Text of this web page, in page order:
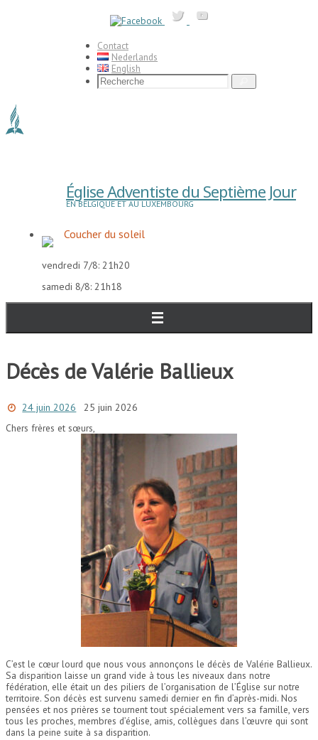
Contact
Nederlands
English
Search
for:
Église Adventiste du Septième Jour
EN BELGIQUE ET AU LUXEMBOURG
Coucher du soleil
vendredi 7/8: 21h20
samedi 8/8: 21h18
Décès de Valérie Ballieux
24 juin 2026
25 juin 2026
Chers frères et sœurs,
C’est le cœur lourd que nous vous annonçons le décès de Valérie Ballieux.
Sa disparition laisse un grand vide à tous les niveaux dans notre
fédération, elle était un des piliers de l’organisation de l’Église sur notre
territoire. Son décès est survenu samedi dernier en fin d’après-midi. Nos
pensées et nos prières se tournent tout spécialement vers sa famille, vers
tous les proches, membres d’église, amis, collègues dans l’œuvre qui sont
dans la peine suite à sa disparition.